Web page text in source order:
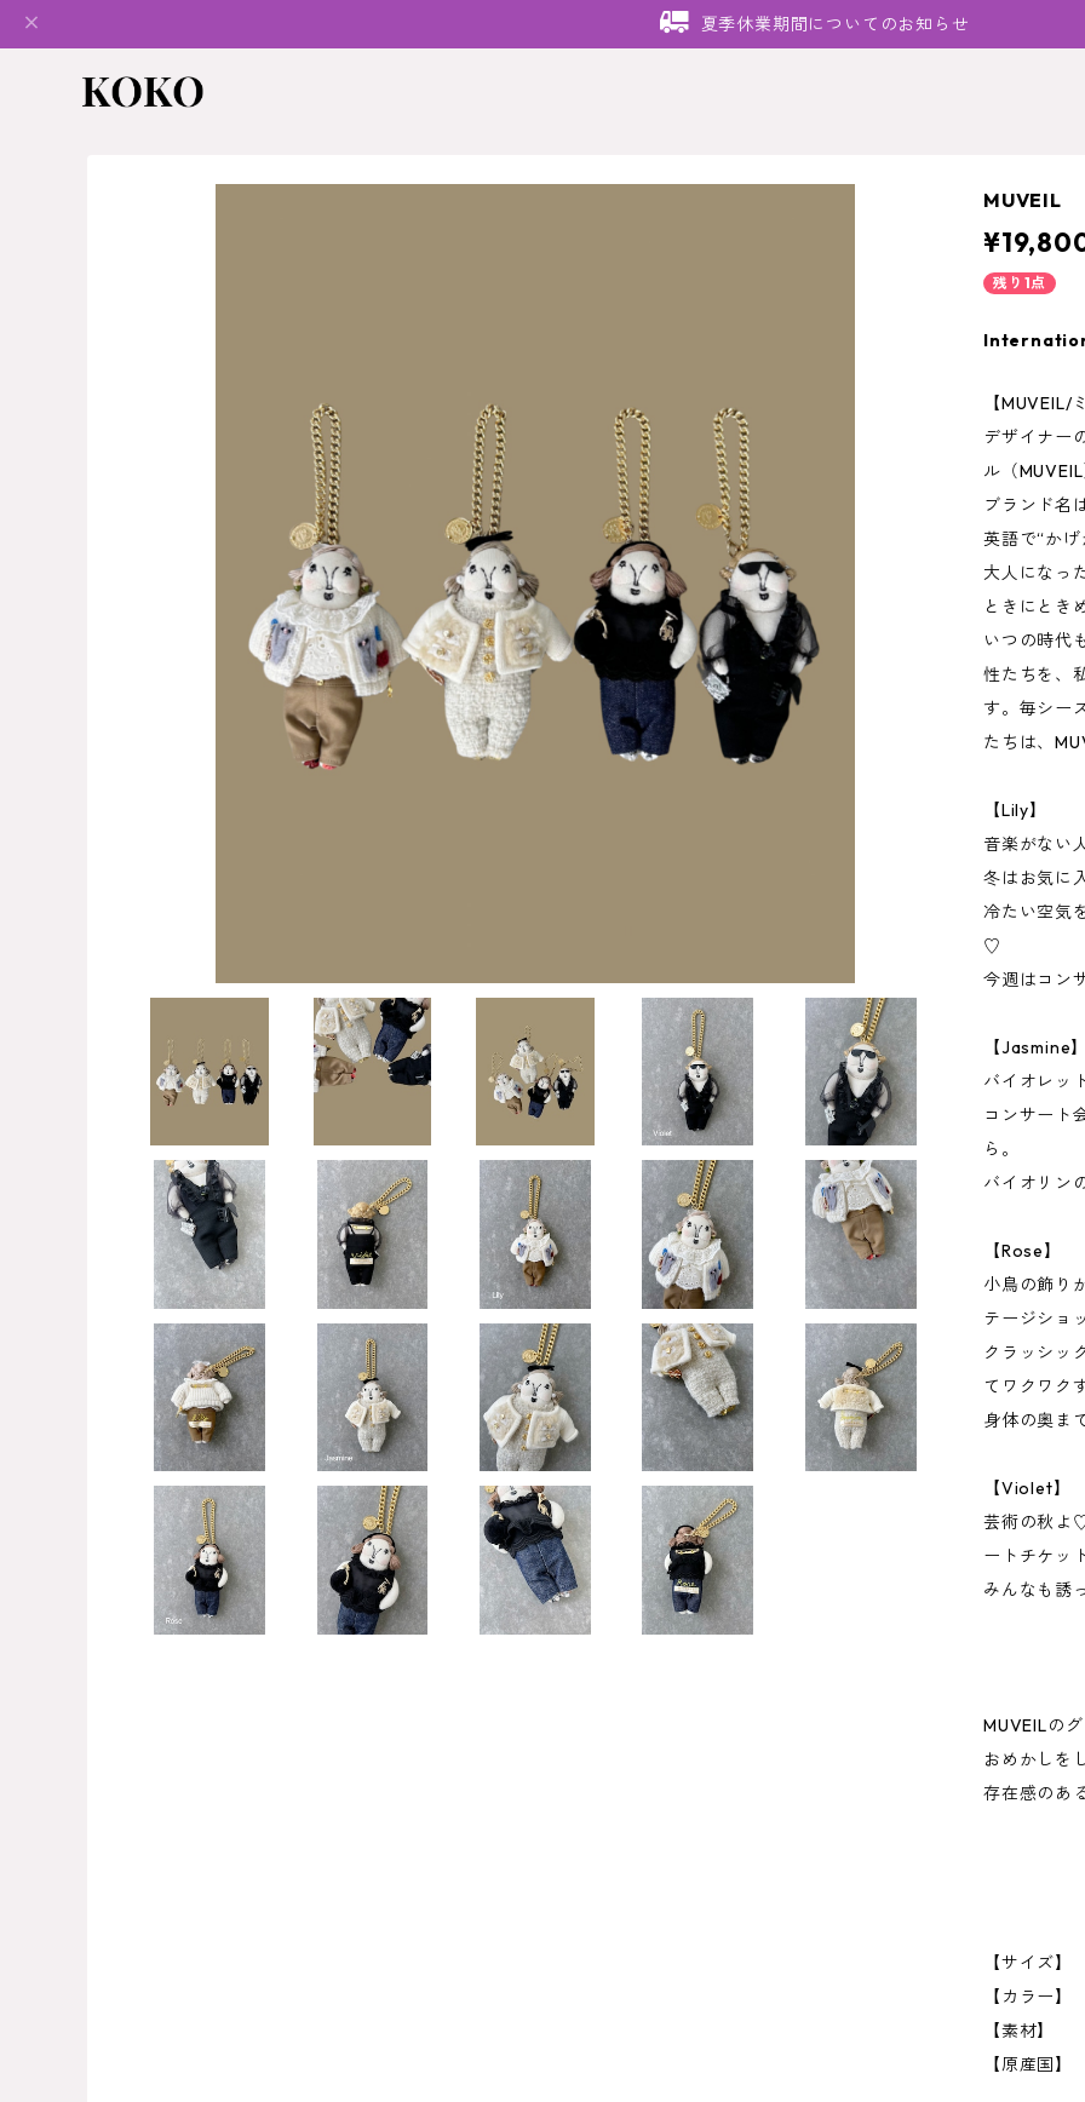
夏季休業期間についてのお知らせ
MUVEIL
残り1点
【MUVEIL/
デザイナー
ル（
ブランド名
英語で“か
大人になっ
ときにとき
いつの時代
性たちを、
す。毎シー
たちは、
【Lily】
音楽がない
冬はお気に
冷たい空気
♡
今週はコン
【Jasmine
バイオレッ
コンサート
ら。
バイオリン
【Rose】
小鳥の飾り
テージショ
クラッシッ
てワクワク
身体の奥ま
【Violet】
芸術の秋よ
ートチケッ
みんなも誘
MUVEILの
おめかしを
存在感のあ
【サイズ
【カラー
【素
【原産国